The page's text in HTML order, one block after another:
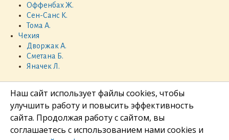
Оффенбах Ж.
Сен-Санс К.
Тома А.
Чехия
Дворжак А.
Сметана Б.
Яначек Л.
Наш сайт использует файлы cookies, чтобы
улучшить работу и повысить эффективность
сайта. Продолжая работу с сайтом, вы
соглашаетесь с использованием нами cookies и